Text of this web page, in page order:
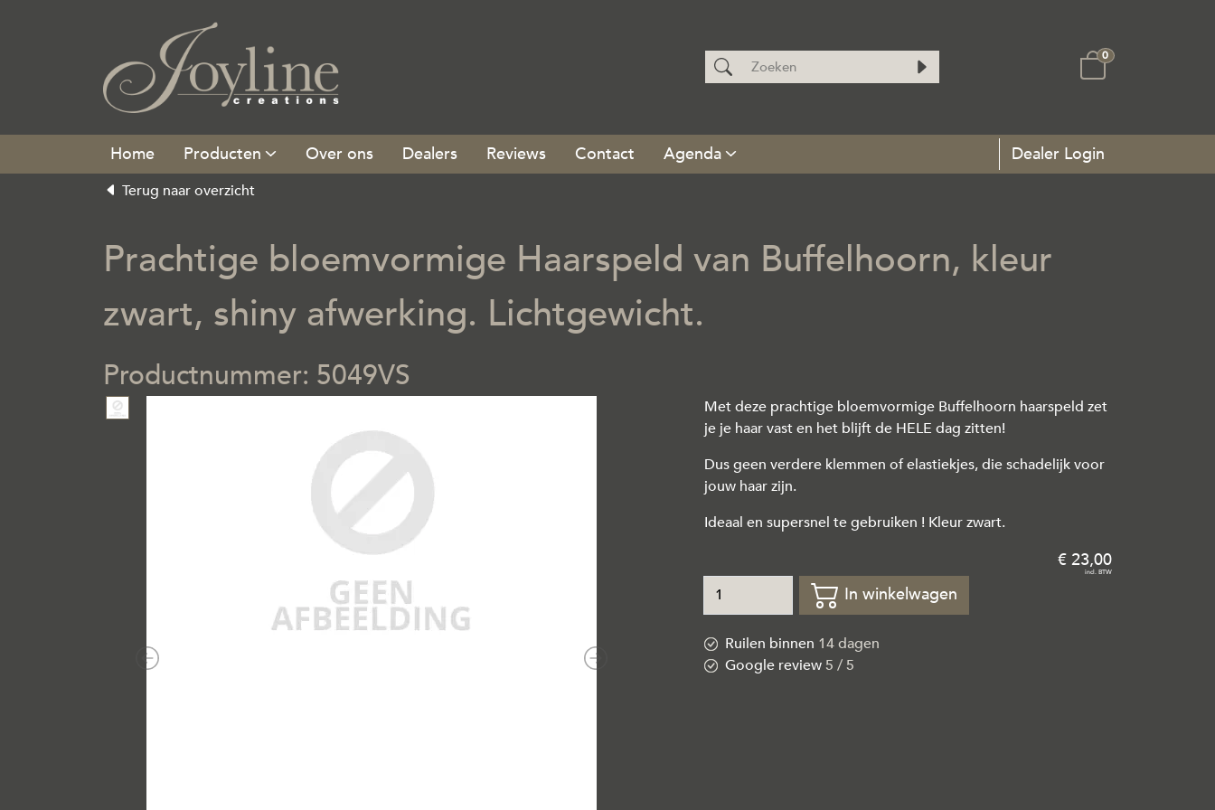
0
Producten Over ons Dealers Reviews Contact Agenda Dealer Login
Terug naar overzicht
Prachtige bloemvormige Haarspeld van Buffelhoorn, kleur
zwart, shiny afwerking. Lichtgewicht.
Previous Next
Met deze prachtige bloemvormige Buffelhoorn haarspeld zet
je je haar vast en het blijft de HELE dag zitten!
Dus geen verdere klemmen of elastiekjes, die schadelijk voor
jouw haar zijn.
Ideaal en supersnel te gebruiken ! Kleur zwart.
23,00
In winkelwagen
Ruilen binnen 14 dagen
Google review5 / 5